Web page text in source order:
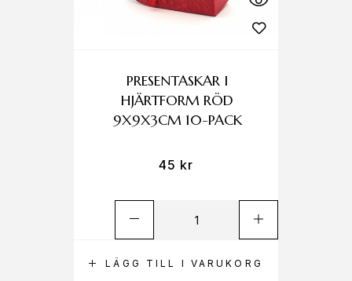
LÄGG TILL I VARUKORG
PRESENTASKAR I
HJÄRTFORM RÖD
9X9X3CM 10-PACK
45 kr